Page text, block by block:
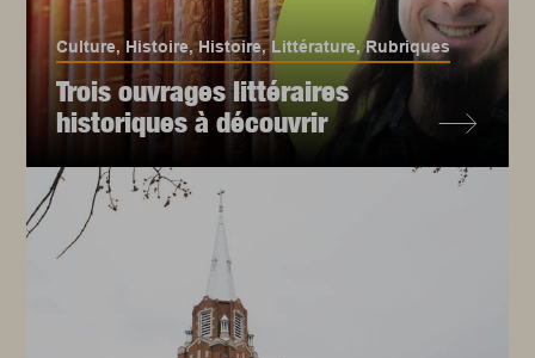
Culture, Histoire,Histoire,Littérature,Rubriques
Trois ouvrages littéraires
historiques à découvrir